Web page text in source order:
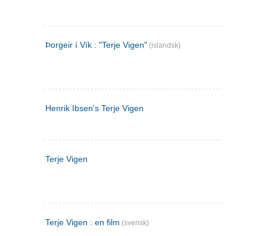
Þorgeir í Vík : "Terje Vigen" (islandsk)
Henrik Ibsen's Terje Vigen
Terje Vigen
Terje Vigen : en film (svensk)